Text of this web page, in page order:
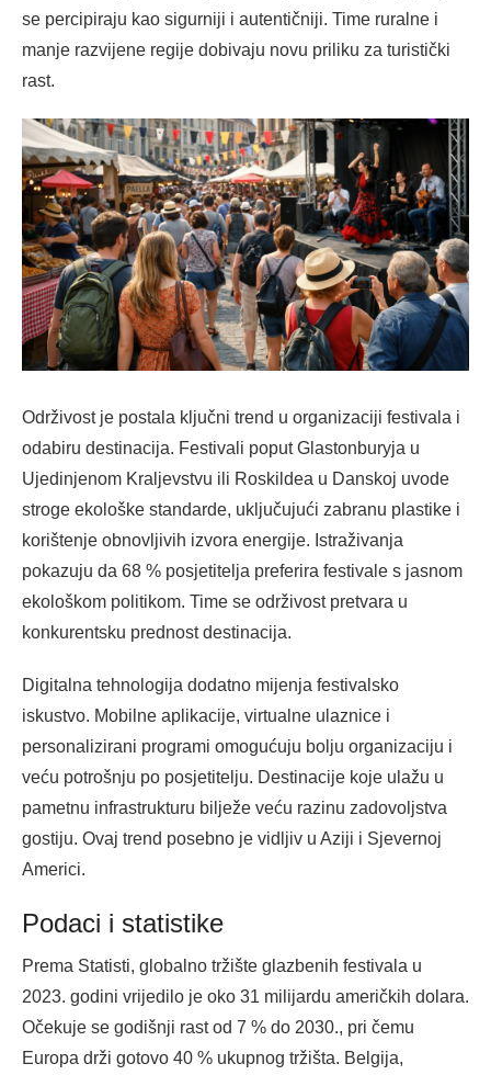
se percipiraju kao sigurniji i autentičniji. Time ruralne i
manje razvijene regije dobivaju novu priliku za turistički
rast.
Održivost je postala ključni trend u organizaciji festivala i
odabiru destinacija. Festivali poput Glastonburyja u
Ujedinjenom Kraljevstvu ili Roskildea u Danskoj uvode
stroge ekološke standarde, uključujući zabranu plastike i
korištenje obnovljivih izvora energije. Istraživanja
pokazuju da 68 % posjetitelja preferira festivale s jasnom
ekološkom politikom. Time se održivost pretvara u
konkurentsku prednost destinacija.
Digitalna tehnologija dodatno mijenja festivalsko
iskustvo. Mobilne aplikacije, virtualne ulaznice i
personalizirani programi omogućuju bolju organizaciju i
veću potrošnju po posjetitelju. Destinacije koje ulažu u
pametnu infrastrukturu bilježe veću razinu zadovoljstva
gostiju. Ovaj trend posebno je vidljiv u Aziji i Sjevernoj
Americi.
Podaci i statistike
Prema Statisti, globalno tržište glazbenih festivala u
2023. godini vrijedilo je oko 31 milijardu američkih dolara.
Očekuje se godišnji rast od 7 % do 2030., pri čemu
Europa drži gotovo 40 % ukupnog tržišta. Belgija,